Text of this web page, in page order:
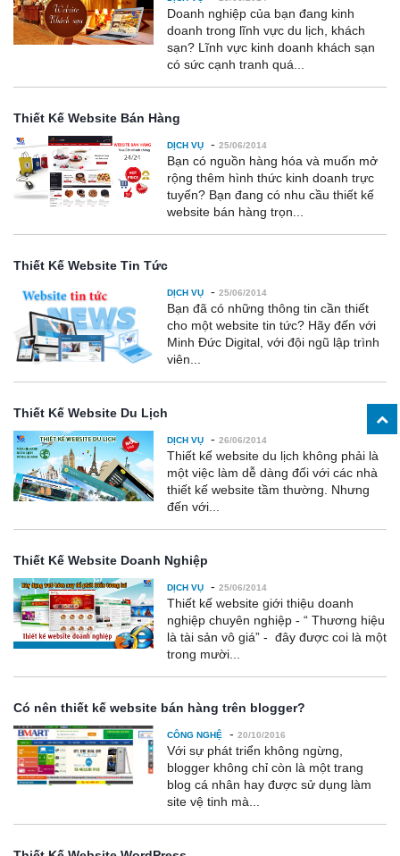
Doanh nghiệp của bạn đang kinh
doanh trong lĩnh vực du lịch, khách
sạn? Lĩnh vực kinh doanh khách sạn
có sức cạnh tranh quá...
Thiết Kế Website Bán Hàng
DỊCH VỤ - 25/06/2014
Bạn có nguồn hàng hóa và muốn mở
rộng thêm hình thức kinh doanh trực
tuyến? Bạn đang có nhu cầu thiết kế
website bán hàng trọn...
Thiết Kế Website Tin Tức
DỊCH VỤ - 25/06/2014
Bạn đã có những thông tin cần thiết
cho một website tin tức? Hãy đến với
Minh Đức Digital, với đội ngũ lập trình
viên...
Thiết Kế Website Du Lịch
DỊCH VỤ - 26/06/2014
Thiết kế website du lịch không phải là
một việc làm dễ dàng đối với các nhà
thiết kế website tầm thường. Nhưng
đến với...
Thiết Kế Website Doanh Nghiệp
DỊCH VỤ - 25/06/2014
Thiết kế website giới thiệu doanh
nghiệp chuyên nghiệp - “ Thương hiệu
là tài sản vô giá” - đây được coi là một
trong mười...
Có nên thiết kế website bán hàng trên blogger?
CÔNG NGHỆ - 20/10/2016
Với sự phát triển không ngừng,
blogger không chỉ còn là một trang
blog cá nhân hay được sử dụng làm
site vệ tinh mà...